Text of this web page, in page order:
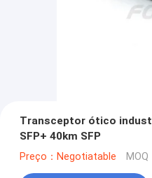
Transceptor ótico
SFP+ 40km SFP
Preço：Negotiatable MOQ